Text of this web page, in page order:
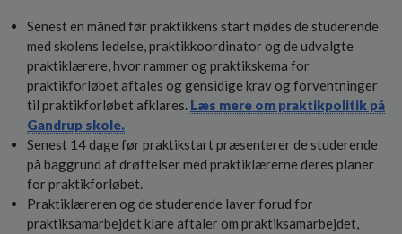
Senest en måned før praktikkens start mødes de studerende
med skolens ledelse, praktikkoordinator og de udvalgte
praktiklærere, hvor rammer og praktikskema for
praktikforløbet aftales og gensidige krav og forventninger
til praktikforløbet afklares. Læs mere om praktikpolitik på
Gandrup skole.
Senest 14 dage før praktikstart præsenterer de studerende
på baggrund af drøftelser med praktiklærerne deres planer
for praktikforløbet.
Praktiklæreren og de studerende laver forud for
praktiksamarbejdet klare aftaler om praktiksamarbejdet,